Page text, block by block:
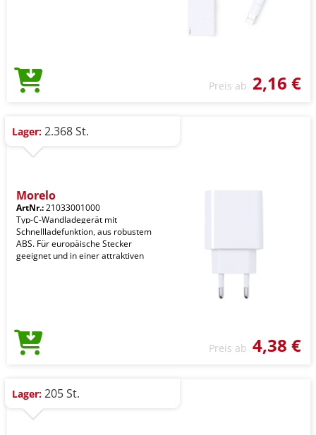
Preis ab 2,16 €
Lager: 2.368 St.
Morelo
ArtNr.:21033001000
Typ-C-Wandladegerät mit
Schnellladefunktion, aus robustem
ABS. Für europäische Stecker
geeignet und in einer attraktiven
Preis ab 4,38 €
Lager: 205 St.